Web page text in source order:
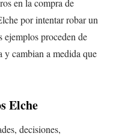
en la compra de
por intentar robar un
ejemplos proceden de
y cambian a medida que
Elche
decisiones,